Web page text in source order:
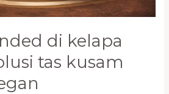
di kelapa
tas kusam